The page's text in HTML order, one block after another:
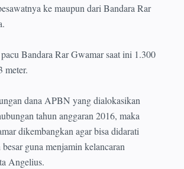
ke maupun dari Bandara Rar
Bandara Rar Gwamar saat ini 1.300
meter.
dana APBN yang dialokasikan
tahun anggaran 2016, maka
dikembangkan agar bisa didarati
guna menjamin kelancaran
Angelius.